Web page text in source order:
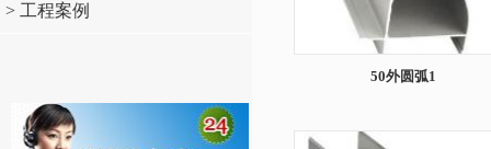
> 工程案例
50外圆弧1